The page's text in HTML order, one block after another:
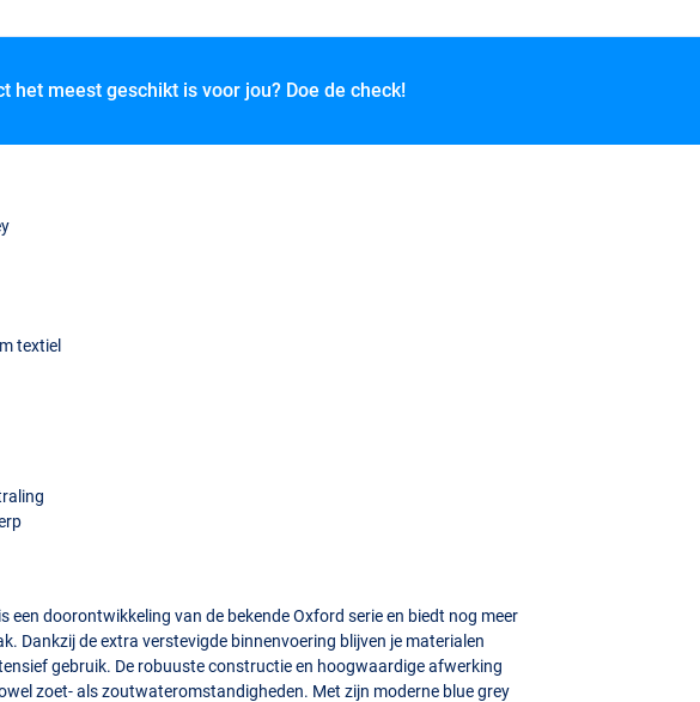
het meest geschikt is voor jou? Doe de check!
textiel
een doorontwikkeling van de bekende Oxford serie en biedt nog meer
Dankzij de extra verstevigde binnenvoering blijven je materialen
gebruik. De robuuste constructie en hoogwaardige afwerking
zoet- als zoutwateromstandigheden. Met zijn moderne blue grey